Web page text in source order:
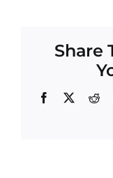
Share
Facebook
X